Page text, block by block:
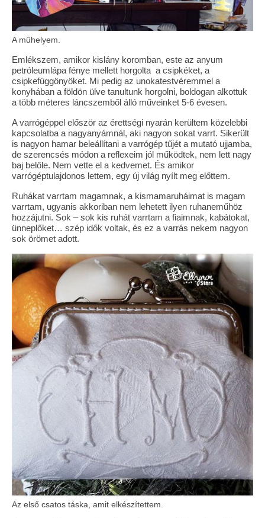
A műhelyem.
Emlékszem, amikor kislány koromban, este az anyum
petróleumlápa fénye mellett horgolta a csipkéket, a
csipkefüggönyöket. Mi pedig az unokatestvéremmel a
konyhában a földön ülve tanultunk horgolni, boldogan alkottuk
a több méteres láncszemből álló műveinket 5-6 évesen.
A varrógéppel először az érettségi nyarán kerültem közelebbi
kapcsolatba a nagyanyámnál, aki nagyon sokat varrt. Sikerült
is nagyon hamar beleállítani a varrógép tűjét a mutató ujjamba,
de szerencsés módon a reflexeim jól működtek, nem lett nagy
baj belőle. Nem vette el a kedvemet. És amikor
varrógéptulajdonos lettem, egy új világ nyílt meg előttem.
Ruhákat varrtam magamnak, a kismamaruháimat is magam
varrtam, ugyanis akkoriban nem lehetett ilyen ruhaneműhöz
hozzájutni. Sok – sok kis ruhát varrtam a fiaimnak, kabátokat,
ünneplőket… szép idők voltak, és ez a varrás nekem nagyon
sok örömet adott.
Az első csatos táska, amit elkészítettem.